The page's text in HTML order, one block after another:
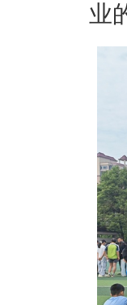
业